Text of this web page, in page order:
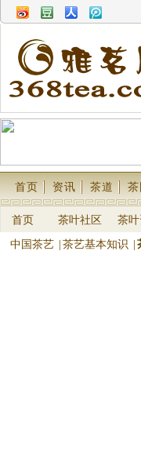
首页 资讯 茶道 茶
首页 茶叶社区 茶
中国茶艺 茶艺基本知识